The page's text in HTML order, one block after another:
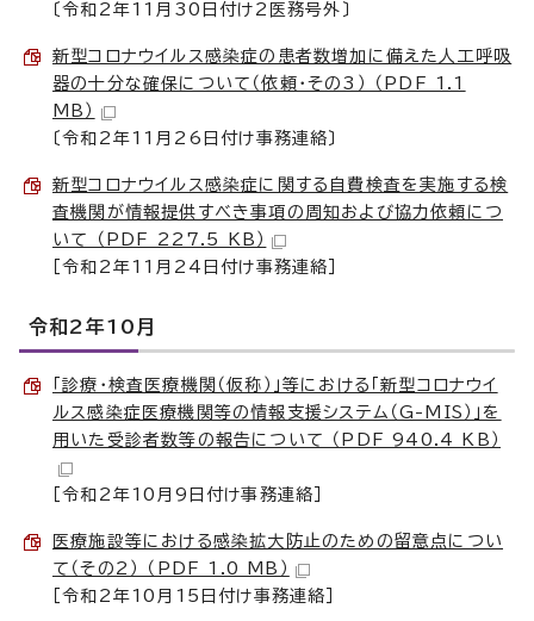
〔令和2年11月30日付け2医務号外〕
新型コロナウイルス感染症の患者数増加に備えた人工呼吸
器の十分な確保について（依頼・その3） （PDF 1.1
MB）
〔令和2年11月26日付け事務連絡〕
新型コロナウイルス感染症に関する自費検査を実施する検
査機関が情報提供すべき事項の周知および協力依頼につ
いて （PDF 227.5 KB）
［令和2年11月24日付け事務連絡］
令和2年10月
「診療・検査医療機関（仮称）」等における「新型コロナウイ
ルス感染症医療機関等の情報支援システム（G-MIS）」を
用いた受診者数等の報告について （PDF 940.4 KB）
［令和2年10月9日付け事務連絡］
医療施設等における感染拡大防止のための留意点につい
て（その2） （PDF 1.0 MB）
［令和2年10月15日付け事務連絡］